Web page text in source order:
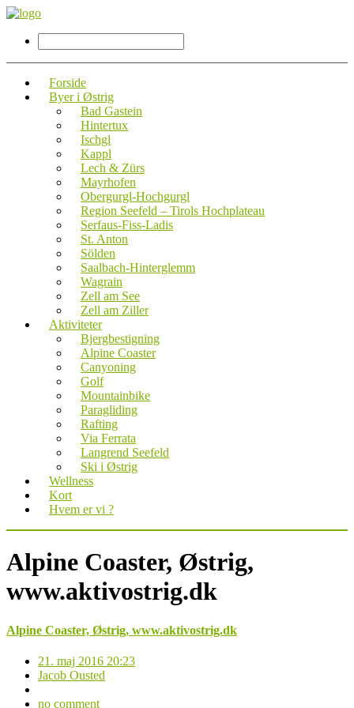
Forside
Byer i Østrig
Bad Gastein
Hintertux
Ischgl
Kappl
Lech & Zürs
Mayrhofen
Obergurgl-Hochgurgl
Region Seefeld – Tirols Hochplateau
Serfaus-Fiss-Ladis
St. Anton
Sölden
Saalbach-Hinterglemm
Wagrain
Zell am See
Zell am Ziller
Aktiviteter
Bjergbestigning
Alpine Coaster
Canyoning
Golf
Mountainbike
Paragliding
Rafting
Via Ferrata
Langrend Seefeld
Ski i Østrig
Wellness
Kort
Hvem er vi ?
Alpine Coaster, Østrig,
www.aktivostrig.dk
Alpine Coaster, Østrig, www.aktivostrig.dk
21. maj 2016 20:23
Jacob Ousted
no comment